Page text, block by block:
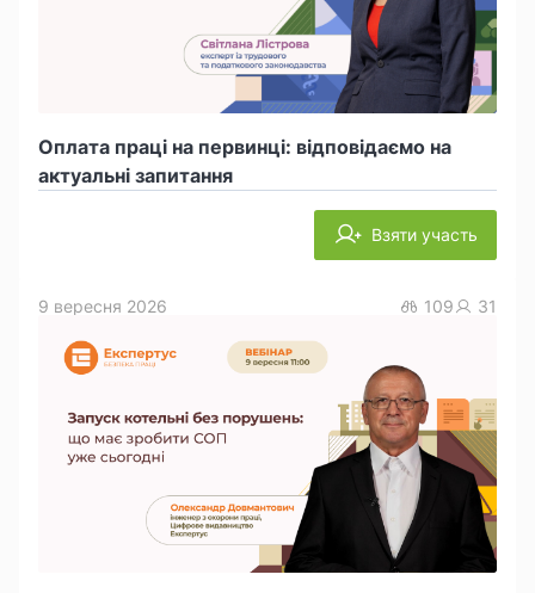
Оплата праці на первинці: відповідаємо на
актуальні запитання
Взяти участь
9 вересня 2026 109 31